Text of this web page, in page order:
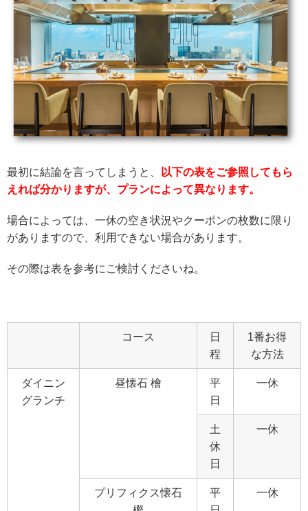
最初に結論を言ってしまうと、
以下の表をご参照してもら
えれば分かりますが、プランによって異なります。
場合によっては、一休の空き状況やクーポンの枚数に限り
がありますので、利用できない場合があります。
その際は表を参考にご検討くださいね。
コース
日
程
1番お得
な方法
ダイニン
グランチ
昼懐石 檜
平
日
一休
土
休
日
一休
プリフィクス懐石
平
一休